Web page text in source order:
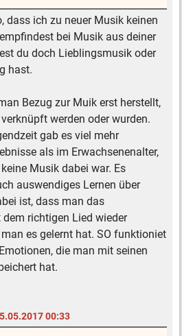
dass ich zu neuer Musik keinen
bei Musik aus deiner
du doch Lieblingsmusik oder
hast.
Bezug zur Muik erst herstellt,
werden oder wurden.
gab es viel mehr
als im Erwachsenenalter,
Musik dabei war. Es
auswendiges Lernen über
ist, dass man das
richtigen Lied wieder
es gelernt hat. SO funktioniet
die man mit seinen
hat.
00:33